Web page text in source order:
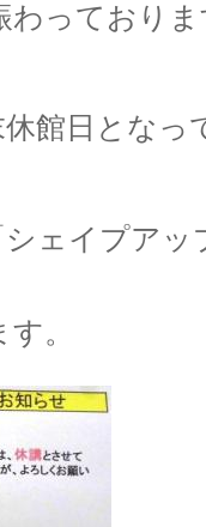
わっており
館日となっ
シェイプア
。